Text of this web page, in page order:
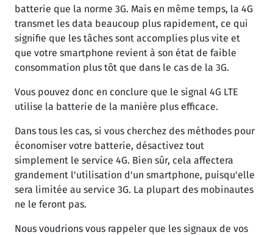
batterie que la norme 3G. Mais en même temps, la 4G
transmet les data beaucoup plus rapidement, ce qui
signifie que les tâches sont accomplies plus vite et
que votre smartphone revient à son état de faible
consommation plus tôt que dans le cas de la 3G.
Vous pouvez donc en conclure que le signal 4G LTE
utilise la batterie de la manière plus efficace.
Dans tous les cas, si vous cherchez des méthodes pour
économiser votre batterie, désactivez tout
simplement le service 4G. Bien sûr, cela affectera
grandement l'utilisation d'un smartphone, puisqu'elle
sera limitée au service 3G. La plupart des mobinautes
ne le feront pas.
Nous voudrions vous rappeler que les signaux de vos